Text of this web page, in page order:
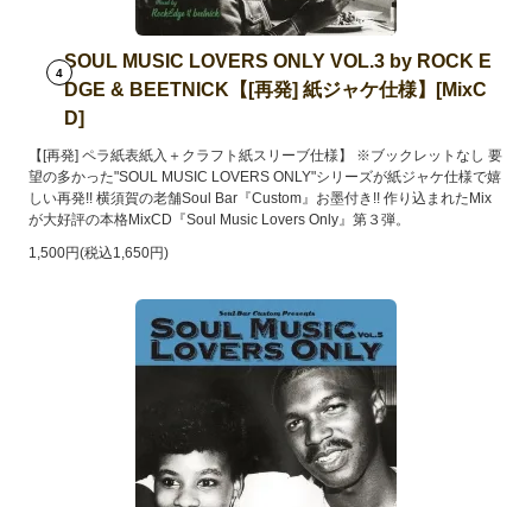
4
SOUL MUSIC LOVERS ONLY VOL.3 by ROCK E
DGE & BEETNICK【[再発] 紙ジャケ仕様】[MixC
D]
【[再発] ペラ紙表紙入＋クラフト紙スリーブ仕様】 ※ブックレットなし 要
望の多かった"SOUL MUSIC LOVERS ONLY"シリーズが紙ジャケ仕様で嬉
しい再発!! 横須賀の老舗Soul Bar『Custom』お墨付き!! 作り込まれたMix
が大好評の本格MixCD『Soul Music Lovers Only』第３弾。
1,500円(税込1,650円)